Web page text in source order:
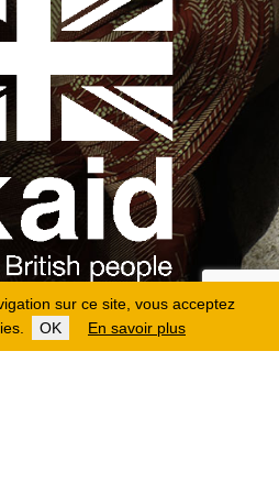
sur ce site, vous acceptez
OK En savoir plus